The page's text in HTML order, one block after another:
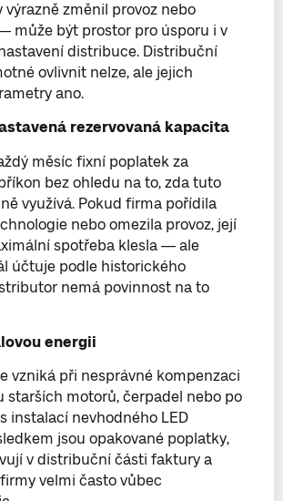
výrazně změnil provoz nebo
může být prostor pro úsporu i v
distribuce. Distribuční
ovlivnit nelze, ale jejich
ano.
rezervovaná kapacita
měsíc fixní poplatek za
bez ohledu na to, zda tuto
využívá. Pokud firma pořídila
nebo omezila provoz, její
spotřeba klesla — ale
účtuje podle historického
nemá povinnost na to
energii
vzniká při nesprávné kompenzaci
starších motorů, čerpadel nebo po
instalací nevhodného LED
jsou opakované poplatky,
v distribuční části faktury a
velmi často vůbec